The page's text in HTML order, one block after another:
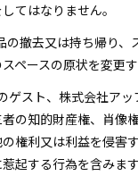
てはなりません。
の撤去又は持ち帰り、
ペースの原状を変更
ゲスト、株式会社アッ
の知的財産権、肖像
権利又は利益を侵害
起する行為を含みます